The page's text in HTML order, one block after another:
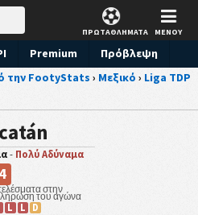
ΠΡΩΤΑΘΛΗΜΑΤΑ ΜΕΝΟΥ
Premium
Πρόβλεψη
την FootyStats › Μεξικό › Liga TDP
- Πολύ Αδύναμα
στην
του αγώνα
L L
D